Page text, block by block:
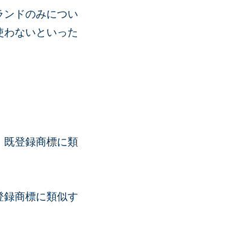
ドのみについ
ないといった
既登録商標に類
商標に類似す